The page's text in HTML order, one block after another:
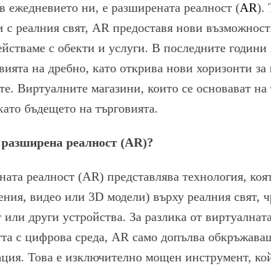
ежедневието ни, е разширената реалност (AR).
с реалния свят, AR предоставя нови
с обекти и услуги. В последните
на дребно, като открива нови хоризонти
Виртуалните магазини, които се основават на
бъдещето на търговията.
реалност (AR)?
реалност (AR) представлява технология,
видео или 3D модели) върху реалния свят,
или други устройства. За разлика от
с цифрова среда, AR само допълва
Това е изключително мощен инструмент,